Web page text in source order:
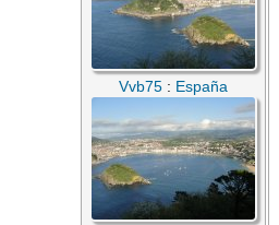
Vvb75 : España